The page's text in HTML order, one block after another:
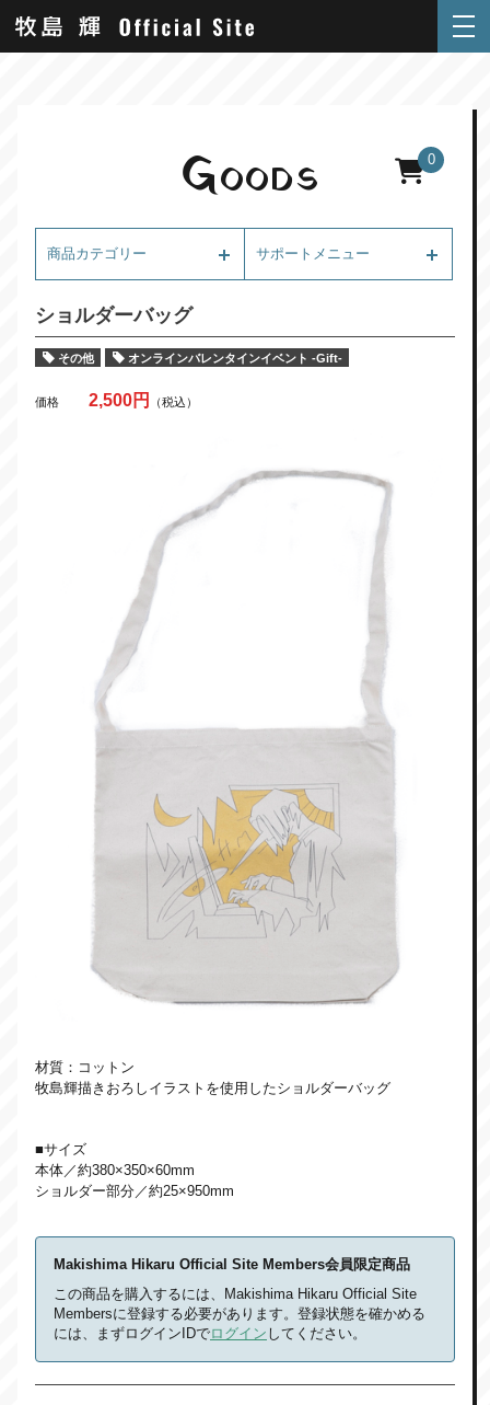
GOODS 0
商品カテゴリー サポートメニュー
ショルダーバッグ
その他 オンラインバレンタインイベント -Gift-
価格 2,500円 （税込）
材質：コットン
牧島輝描きおろしイラストを使用したショルダーバッグ
■サイズ
本体／約380×350×60mm
ショルダー部分／約25×950mm
Makishima Hikaru Official Site Members会員限定商品
この商品を購入するには、Makishima Hikaru Official Site
Membersに登録する必要があります。登録状態を確かめる
には、まずログインIDでログイン してください。